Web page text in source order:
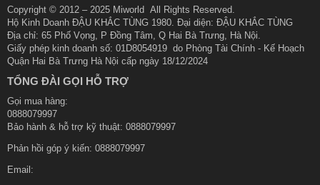
Copyright © 2012 – 2025 Miworld All Rights Reserved.
Hộ Kinh Doanh ĐẬU KHẮC TÙNG 1980. Đại diện: ĐẬU KHẮC TÙNG
Địa chỉ: 65 Phố Vọng, P Đồng Tâm, Q Hai Bà Trưng, Hà Nội.
Giấy phép kinh doanh số: 01D8054919 do Phòng Tài Chính - Kế Hoạch
Quận Hai Bà Trưng Hà Nội cấp ngày 18/12/2024
TỔNG ĐÀI GỌI HỖ TRỢ
Gọi mua hàng:
0888079997
Bảo hành & hỗ trợ kỹ thuật: 0888079997
Phản hồi góp ý kiến: 0888079997
Email: